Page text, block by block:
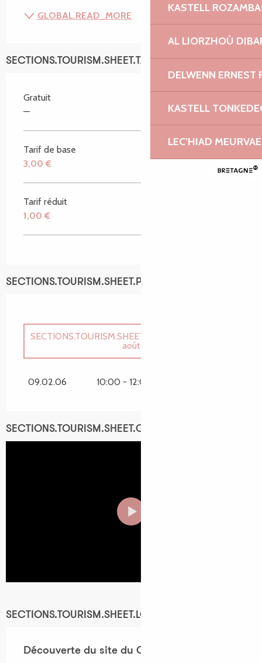
KASTELL
AL LIORZHOÙ
DELWENN ERNEST
KASTELL
LEC’HIAD
GLOBAL.READ_MORE
SECTIONS.TOURISM.SHEET.TARIFFS.TARIFFS
Gratuit
—
Tarif de base
3,00 €
Tarif réduit
1,00 €
SECTIONS.TOURISM.SHEET.PERIODS.SCHEDULES
avril 2026
SECTIONS.TOURISM.SHEET.PERIODS.UNTIL_LONG
août 2026
SECTIONS.TOURISM.SHEET.PERIODS.FROM
09.02.06 10:00 - 12:00
SECTIONS.TOURISM.SHEET.GALERY
SECTIONS.TOURISM.SHEET.LOCATION
Découverte du site du Gouffre